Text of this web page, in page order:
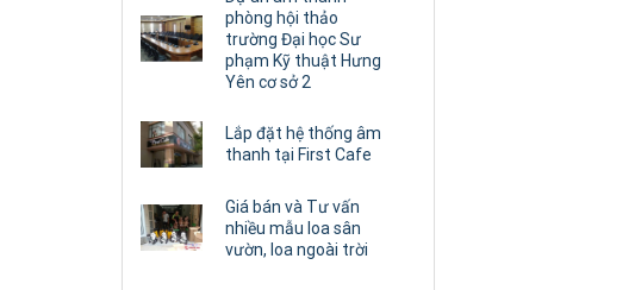
phòng hội thảo
trường Đại học Sư
phạm Kỹ thuật Hưng
Yên cơ sở 2
Lắp đặt hệ thống âm
thanh tại First Cafe
Giá bán và Tư vấn
nhiều mẫu loa sân
vườn, loa ngoài trời